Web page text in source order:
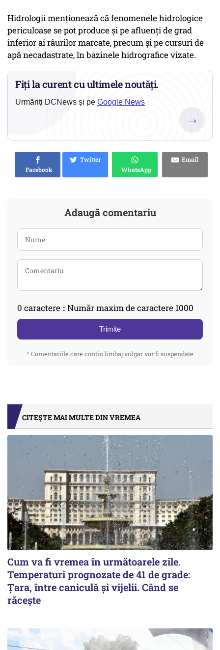
Hidrologii menţionează că fenomenele hidrologice
periculoase se pot produce şi pe afluenţi de grad
inferior ai râurilor marcate, precum şi pe cursuri de
apă necadastrate, în bazinele hidrografice vizate.
Fiți la curent cu ultimele noutăți.
Urmăriți DCNews și pe Google News
→
Facebook
Twitter
WhatsApp
Email
Adaugă comentariu
0 caractere :: Număr maxim de caractere 1000
Trimite
* Comentariile care contin limbaj vulgar vor fi suspendate
CITEȘTE MAI MULTE DIN VREMEA
Cum va fi vremea în următoarele zile.
Temperaturi prognozate de 41 de grade:
Țara, între caniculă și vijelii. Când se
răcește